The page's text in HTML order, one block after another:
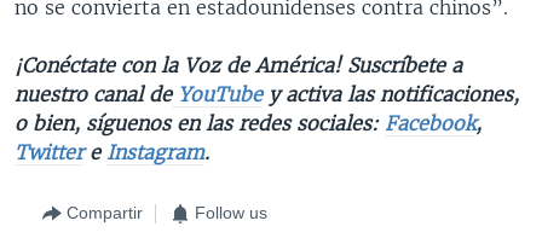
no se convierta en estadounidenses contra chinos”.
¡Conéctate con la Voz de América! Suscríbete a
nuestro canal deYouTubey activa las notificaciones,
o bien, síguenos en las redes sociales: Facebook,
Twittere Instagram.
Compartir Follow us